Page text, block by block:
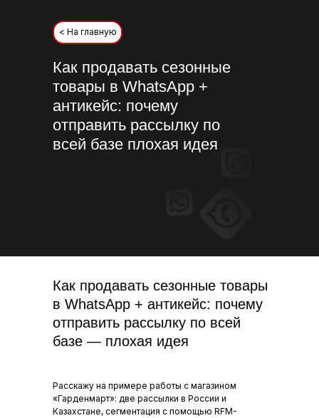
< На главную
Как продавать сезонные
товары в WhatsApp +
антикейс: почему
отправить рассылку по
всей базе плохая идея
Как продавать сезонные товары
в WhatsApp + антикейс: почему
отправить рассылку по всей
базе — плохая идея
Расскажу на примере работы с магазином
«Гарденмарт»: две рассылки в России и
Казахстане, сегментация с помощью RFM-